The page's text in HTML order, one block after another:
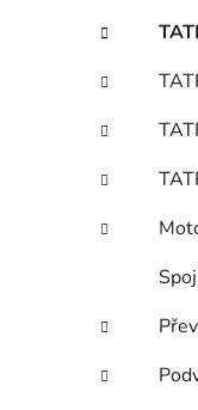
t
a
n
í
p
e
l
g
r
i
e